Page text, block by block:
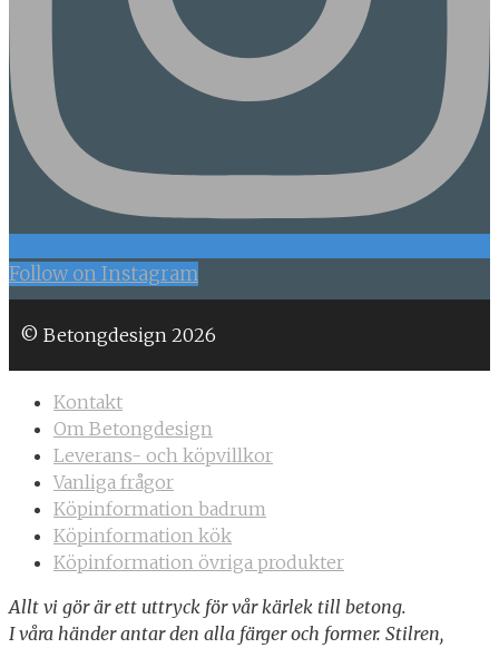
Follow on Instagram
© Betongdesign 2026
Kontakt
Om Betongdesign
Leverans- och köpvillkor
Vanliga frågor
Köpinformation badrum
Köpinformation kök
Köpinformation övriga produkter
Allt vi gör är ett uttryck för vår kärlek till betong.
I våra händer antar den alla färger och former. Stilren,